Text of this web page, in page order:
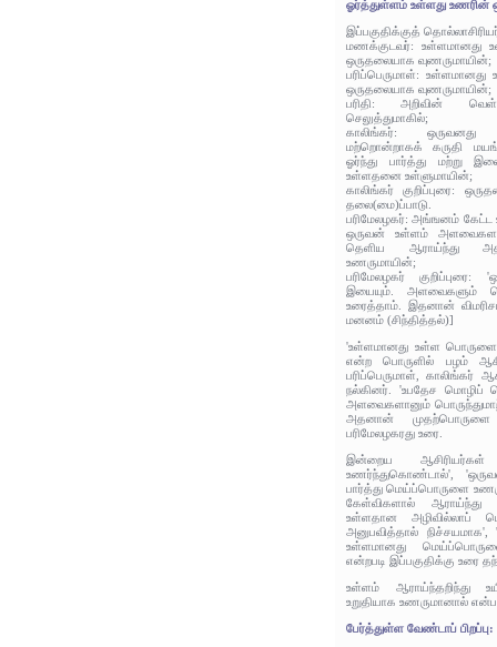
ஓர்த்துள்ளம் உள்ளது உணரின்
இப்பகுதிக்குத்
மணக்குடவர்: உள்ளமானது
ஒருதலையாக வுணருமாயின்;
பரிப்பெருமாள்:
ஒருதலையாக வுணருமாயின்;
பரிதி: அறிவின்
செலுத்துமாகில்;
காலிங்கர்:
மற்றொன்றாகக் கருதி
ஓர்ந்து பார்த்து மற்று
உள்ளதனை உள்ளுமாயின்;
காலிங்கர் குறிப்புரை:
தலை(மை)ப்பாடு.
பரிமேலழகர்: அங்ஙனம்
ஒருவன் உள்ளம்
தெளிய ஆராய்ந்து
உணருமாயின்;
பரிமேலழகர்
இயையும். அளவைகளும்
உரைத்தாம். இதனான்
மனனம் (சிந்தித்தல்)]
'உள்ளமானது உள்ள பொருளை
என்ற பொருளில் பழம்
பரிப்பெருமாள், காலிங்கர்
நல்கினர். 'உபதேச
அளவைகளானும்
அதனான் முதற்பொருளை
பரிமேலழகரது உரை.
இன்றைய
உணர்ந்துகொண்டால்',
பார்த்து மெய்ப்பொருளை
கேள்விகளால் ஆராய்ந்து
உள்ளதான அழிவில்லாப்
அனுபவித்தால்
உள்ளமானது
என்றபடி இப்பகுதிக்கு உரை
உள்ளம் ஆராய்ந்தறிந்து
உறுதியாக உணருமானால்
பேர்த்துள்ள வேண்டாப் பிறப்பு: